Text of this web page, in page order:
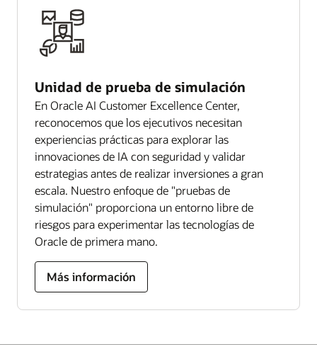
Unidad de prueba de simulación
En Oracle AI Customer Excellence Center,
reconocemos que los ejecutivos necesitan
experiencias prácticas para explorar las
innovaciones de IA con seguridad y validar
estrategias antes de realizar inversiones a gran
escala. Nuestro enfoque de "pruebas de
simulación" proporciona un entorno libre de
riesgos para experimentar las tecnologías de
Oracle de primera mano.
Más información